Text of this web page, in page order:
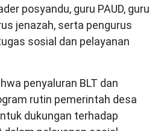
posyandu, guru PAUD, guru
jenazah, serta pengurus
sosial dan pelayanan
penyaluran BLT dan
rutin pemerintah desa
dukungan terhadap